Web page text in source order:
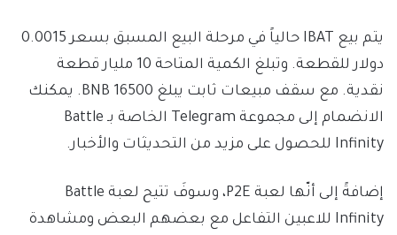
يتم بيع IBAT حالياً في مرحلة البيع المسبق بسعر 0.0015
دولار للقطعة. وتبلغ الكمية المتاحة 10 مليار قطعة
نقدية. مع سقف مبيعات ثابت يبلغ 16500 BNB. يمكنك
الانضمام إلى مجموعة Telegram الخاصة بـ Battle
Infinity للحصول على مزيد من التحديثات والأخبار.
إضافةً إلى أنّها لعبة P2E، وسوفَ تتيح لعبة Battle
Infinity للاعبين التفاعل مع بعضهم البعض ومشاهدة